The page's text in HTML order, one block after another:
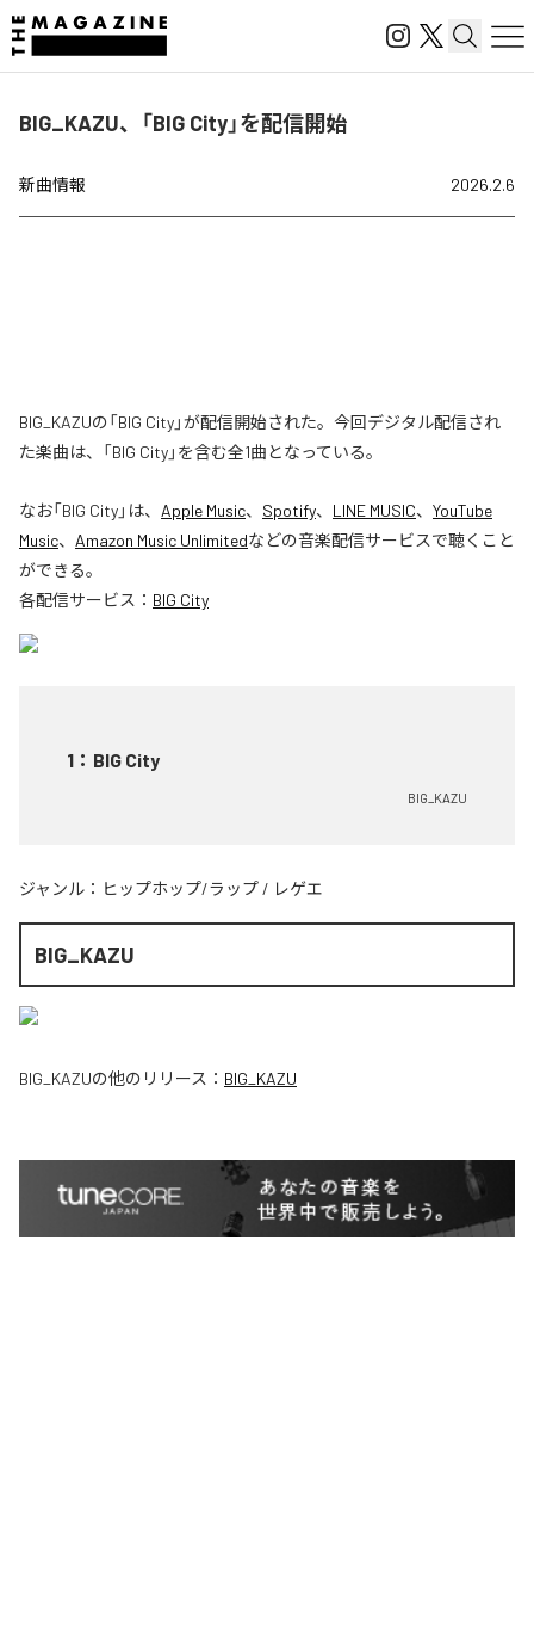
BIG_KAZU、「BIG City」を配信開始
新曲情報 2026.2.6
BIG_KAZUの「BIG City」が配信開始された。今回デジタル配信され
た楽曲は、「BIG City」を含む全1曲となっている。
なお「BIG City」は、 Apple Music、 Spotify、 LINE MUSIC、 YouTube
Music、 Amazon Music Unlimitedなどの音楽配信サービスで聴くこと
ができる。
各配信サービス： BIG City
1 ： BIG City
BIG_KAZU
ジャンル： ヒップホップ/ラップ / レゲエ
BIG_KAZU
BIG_KAZUの他のリリース： BIG_KAZU